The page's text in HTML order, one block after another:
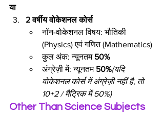
या
2 वर्षीय वोकेशनल कोर्स
नॉन-वोकेशनल विषय: भौतिकी
(Physics) एवं गणित (Mathematics)
कुल अंक: न्यूनतम 50%
अंग्रेज़ी में: न्यूनतम 50%(यदि
वोकेशनल कोर्स में अंग्रेज़ी नहीं है, तो
10+2 / मैट्रिक में 50%)
Other Than Science Subjects